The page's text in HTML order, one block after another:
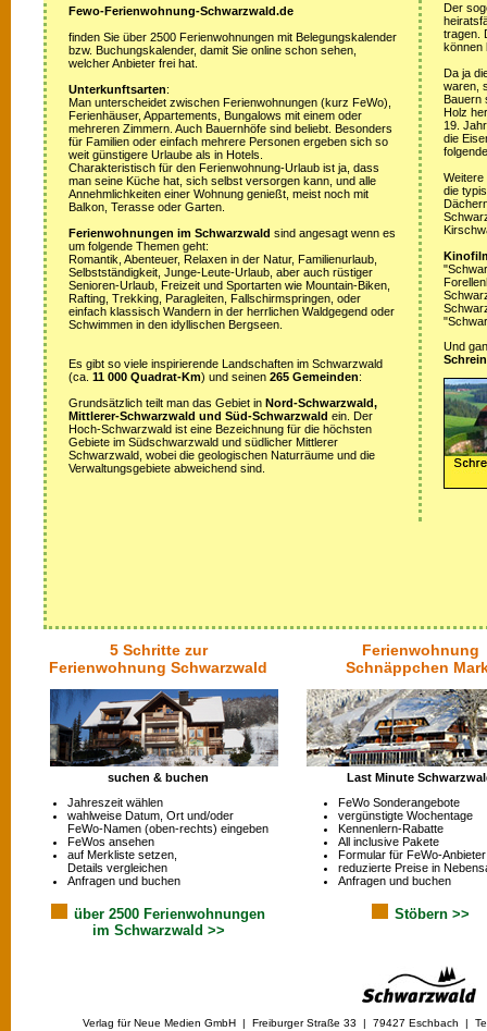
Fewo-Ferienwohnung-Schwarzwald.de
finden Sie über 2500 Ferienwohnungen mit Belegungskalender
bzw. Buchungskalender, damit Sie online schon sehen,
welcher Anbieter frei hat.
Unterkunftsarten:
Man unterscheidet zwischen Ferienwohnungen (kurz FeWo),
Ferienhäuser, Appartements, Bungalows mit einem oder
mehreren Zimmern. Auch Bauernhöfe sind beliebt. Besonders
für Familien oder einfach mehrere Personen ergeben sich so
weit günstigere Urlaube als in Hotels.
Charakteristisch für den Ferienwohnung-Urlaub ist ja, dass
man seine Küche hat, sich selbst versorgen kann, und alle
Annehmlichkeiten einer Wohnung genießt, meist noch mit
Balkon, Terasse oder Garten.
Ferienwohnungen im Schwarzwald sind angesagt wenn es
um folgende Themen geht:
Romantik, Abenteuer, Relaxen in der Natur, Familienurlaub,
Selbstständigkeit, Junge-Leute-Urlaub, aber auch rüstiger
Senioren-Urlaub, Freizeit und Sportarten wie Mountain-Biken,
Rafting, Trekking, Paragleiten, Fallschirmspringen, oder
einfach klassisch Wandern in der herrlichen Waldgegend oder
Schwimmen in den idyllischen Bergseen.
Es gibt so viele inspirierende Landschaften im Schwarzwald
(ca. 11 000 Quadrat-Km) und seinen 265 Gemeinden:
Grundsätzlich teilt man das Gebiet in Nord-Schwarzwald,
Mittlerer-Schwarzwald und Süd-Schwarzwald ein. Der
Hoch-Schwarzwald ist eine Bezeichnung für die höchsten
Gebiete im Südschwarzwald und südlicher Mittlerer
Schwarzwald, wobei die geologischen Naturräume und die
Verwaltungsgebiete abweichend sind.
Der
tragen.
können
Da ja
waren,
Bauern
Holz
19.
die
Weitere
die
Und
5 Schritte zur
Ferienwohnung Schwarzwald
Ferienwohnung
Schnäppchen
suchen & buchen
Jahreszeit wählen
wahlweise Datum, Ort und/oder
FeWo-Namen (oben-rechts) eingeben
FeWos ansehen
auf Merkliste setzen,
Details vergleichen
Anfragen und buchen
über 2500 Ferienwohnungen
im Schwarzwald >>
Last Minute
FeWo Sonderangebote
vergünstigte Wochentage
Kennenlern-Rabatte
All inclusive Pakete
Formular für FeWo-Anbieter
reduzierte Preise in
Anfragen und buchen
Stöbern >>
Verlag für Neue Medien GmbH | Freiburger Straße 33 | 79427 Eschbach |